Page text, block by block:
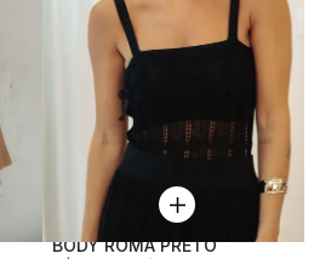
BODY ROMA PRETO